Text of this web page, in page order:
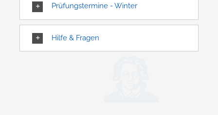
Prüfungstermine - Winter
Hilfe & Fragen